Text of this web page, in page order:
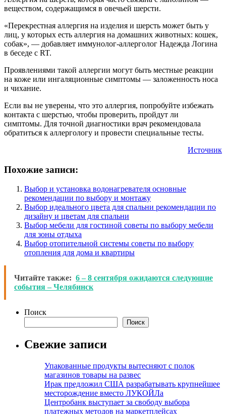
веществом, содержащимся в овечьей шерсти.
«Перекрестная аллергия на изделия и шерсть может быть у
лиц, у которых есть аллергия на домашних животных: кошек,
собак», — добавляет иммунолог-аллерголог Надежда Логина
в беседе с RT.
Проявлениями такой аллергии могут быть местные реакции
на коже или ингаляционные симптомы — заложенность носа
и чихание.
Если вы не уверены, что это аллергия, попробуйте избежать
контакта с шерстью, чтобы проверить, пройдут ли
симптомы. Для точной диагностики врач рекомендовала
обратиться к аллергологу и провести специальные тесты.
Источник
Похожие записи:
Выбор и установка водонагревателя основные
рекомендации по выбору и монтажу
Выбор идеального цвета для спальни рекомендации по
дизайну и цветам для спальни
Выбор мебели для гостиной советы по выбору мебели
для зоны отдыха
Выбор отопительной системы советы по выбору
отопления для дома и квартиры
Читайте также: 6 – 8 сентября ожидаются следующие
события – Челябинск
Поиск
Поиск
Свежие записи
Упакованные продукты вытесняют с полок
магазинов товары на развес
Ирак предложил США разрабатывать крупнейшее
месторождение вместо ЛУКОЙЛа
Центробанк выступает за свободу выбора
платежных методов на маркетплейсах